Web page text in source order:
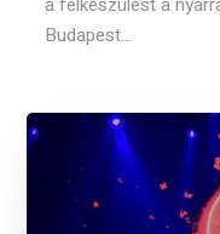
Budapest...